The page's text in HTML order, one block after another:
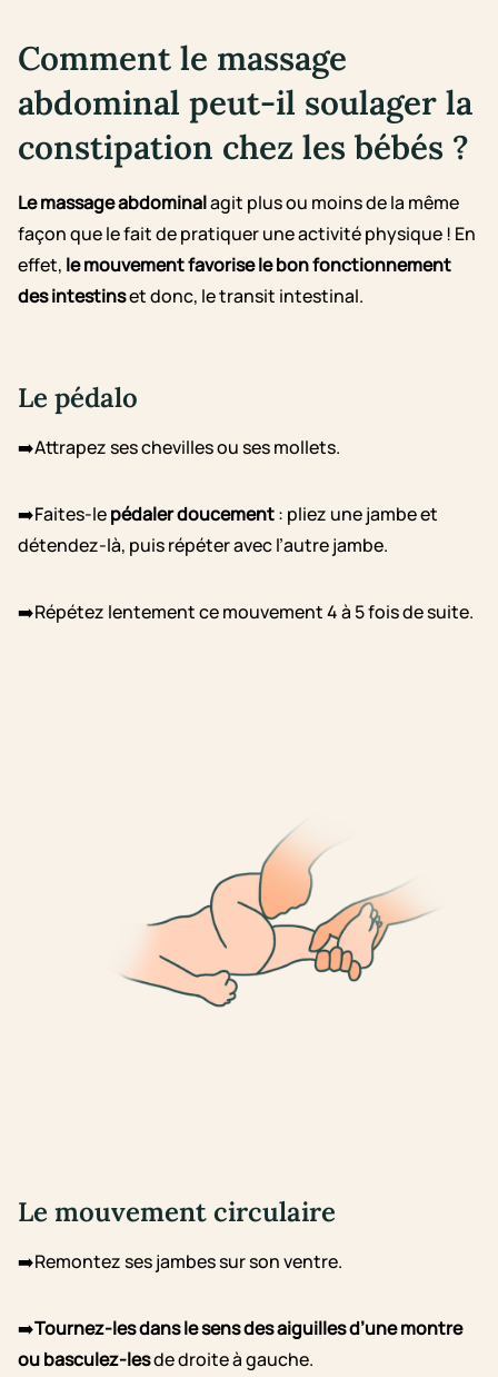
Comment le massage
abdominal peut-il soulager la
constipation chez les bébés ?
Le massage abdominalagit plus ou moins de la même
façon que le fait de pratiquer une activité physique ! En
effet, le mouvement favorise le bon fonctionnement
des intestinset donc, le transit intestinal.
Le pédalo
➡️Attrapez ses chevilles ou ses mollets.
➡️Faites-lepédaler doucement: pliez une jambe et
détendez-là, puis répéter avec l’autre jambe.
➡️Répétez lentement ce mouvement 4 à 5 fois de suite.
Le mouvement circulaire
➡️Remontez ses jambes sur son ventre.
➡️Tournez-les dans le sens des aiguilles d’une montre
ou basculez-lesde droite à gauche.